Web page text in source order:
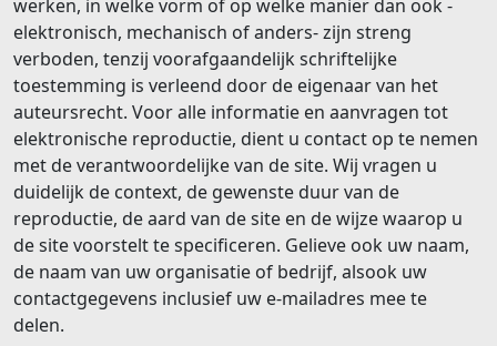
werken, in welke vorm of op welke manier dan ook -
elektronisch, mechanisch of anders- zijn streng
verboden, tenzij voorafgaandelijk schriftelijke
toestemming is verleend door de eigenaar van het
auteursrecht. Voor alle informatie en aanvragen tot
elektronische reproductie, dient u contact op te nemen
met de verantwoordelijke van de site. Wij vragen u
duidelijk de context, de gewenste duur van de
reproductie, de aard van de site en de wijze waarop u
de site voorstelt te specificeren. Gelieve ook uw naam,
de naam van uw organisatie of bedrijf, alsook uw
contactgegevens inclusief uw e-mailadres mee te
delen.